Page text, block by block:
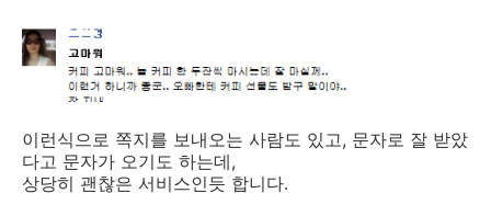
이런식으로 쪽지를 보내오는 사람도 있고, 문자로 잘 받았
다고 문자가 오기도 하는데,
상당히 괜찮은 서비스인듯 합니다.